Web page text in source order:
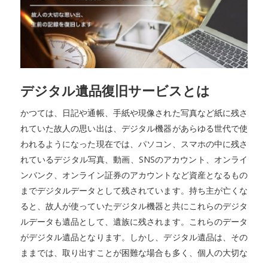
デジタル遺品復旧サービスとは
かつては、日記や通帳、手紙や現像された写真など紙に残さ
れていた故人の思い出は、デジタル機器があらゆる世代で使
われるようになった現在では、パソコン、スマホの中に残さ
れているデジタル写真、動画、SNSのアカウント、オンライ
ンバンク、オンライン証券のアカウントなど資産となるもの
までデジタルデータとして残されています。持ち主が亡くな
ると、故人が使っていたデジタル機器と共にこれらのデジタ
ルデータも遺品として、遺族に残されます。これらのデータ
がデジタル遺品となります。しかし、デジタル遺品は、その
ままでは、取り出すことが困難な場合も多く、個人の大切な